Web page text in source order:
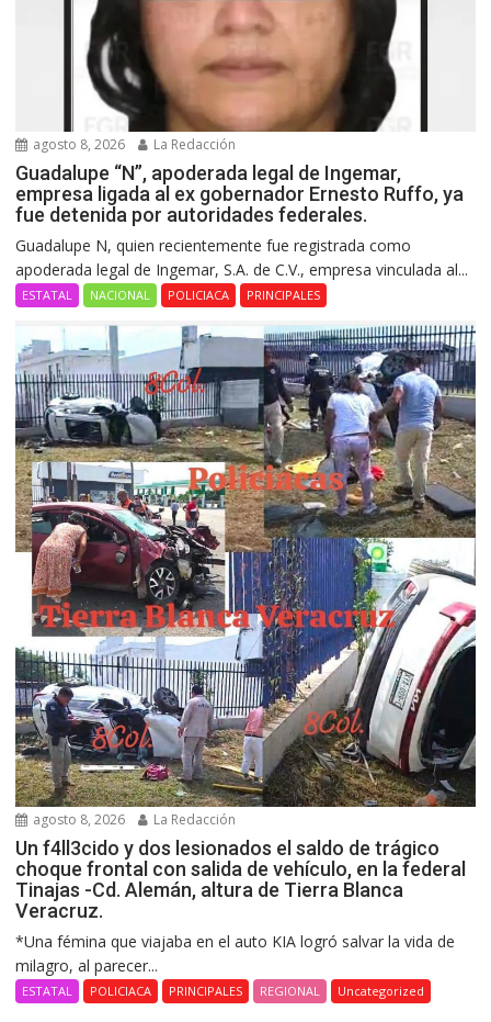
agosto 8, 2026 La Redacción
Guadalupe “N”, apoderada legal de Ingemar,
empresa ligada al ex gobernador Ernesto Ruffo, ya
fue detenida por autoridades federales.
Guadalupe N, quien recientemente fue registrada como
apoderada legal de Ingemar, S.A. de C.V., empresa vinculada al...
ESTATAL NACIONAL POLICIACA PRINCIPALES
agosto 8, 2026 La Redacción
Un f4ll3cido y dos lesionados el saldo de trágico
choque frontal con salida de vehículo, en la federal
Tinajas -Cd. Alemán, altura de Tierra Blanca
Veracruz.
*Una fémina que viajaba en el auto KIA logró salvar la vida de
milagro, al parecer...
ESTATAL POLICIACA PRINCIPALES REGIONAL Uncategorized